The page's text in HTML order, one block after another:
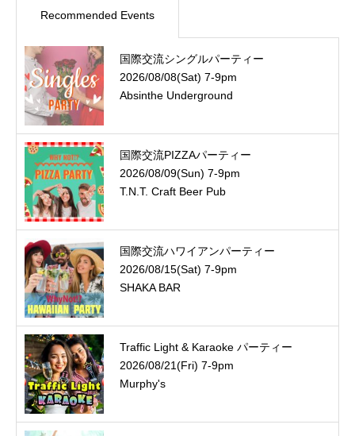
Recommended Events
国際交流シングルパーティー
2026/08/08(Sat) 7-9pm
Absinthe Underground
国際交流PIZZAパーティー
2026/08/09(Sun) 7-9pm
T.N.T. Craft Beer Pub
国際交流ハワイアンパーティー
2026/08/15(Sat) 7-9pm
SHAKA BAR
Traffic Light & Karaoke パーティー
2026/08/21(Fri) 7-9pm
Murphy's